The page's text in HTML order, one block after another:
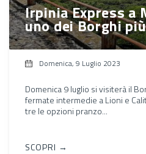
Irpinia Express a
uno dei Borghi
Domenica, 9 Luglio 2023
Domenica 9 luglio si visiterà il
fermate intermedie a Lioni e
tre le opzioni pranzo...
SCOPRI →